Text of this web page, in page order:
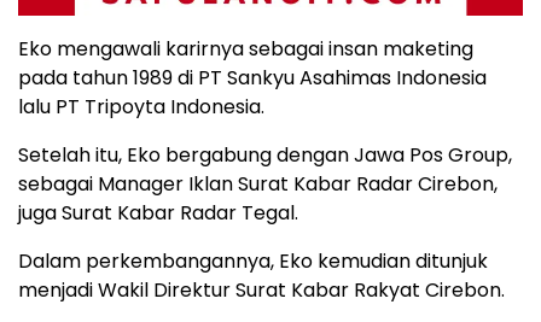
Eko mengawali karirnya sebagai insan maketing
pada tahun 1989 di PT Sankyu Asahimas Indonesia
lalu PT Tripoyta Indonesia.
Setelah itu, Eko bergabung dengan Jawa Pos Group,
sebagai Manager Iklan Surat Kabar Radar Cirebon,
juga Surat Kabar Radar Tegal.
Dalam perkembangannya, Eko kemudian ditunjuk
menjadi Wakil Direktur Surat Kabar Rakyat Cirebon.